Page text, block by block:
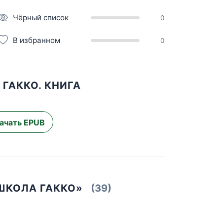
Чёрный список 0
В избранном 0
КНИГА
EPUB
ГАККО» (39)